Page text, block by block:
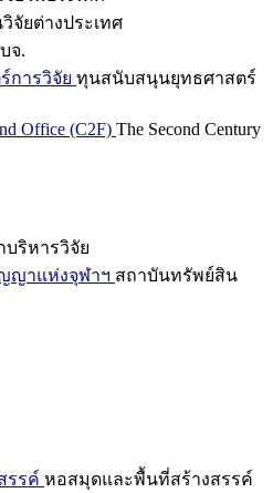
จัยต่างประเทศ
จ.
การวิจัย ทุนสนับสนุนยุทธศาสตร์
Office (C2F) The Second Century
บริหารวิจัย
ญาแห่งจุฬาฯ สถาบันทรัพย์สิน
รรค์ หอสมุดและพื้นที่สร้างสรรค์